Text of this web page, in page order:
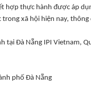
hợp thực hành được áp
xã hội hiện nay,
Đà Nẵng IPI Vietnam,
phố Đà Nẵng